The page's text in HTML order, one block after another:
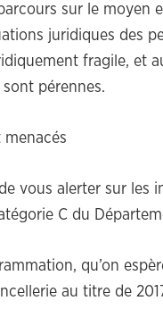
sur le moyen
juridiques des
fragile, et
pérennes.
menacés
vous alerter sur les
C du
qu’on
au titre de